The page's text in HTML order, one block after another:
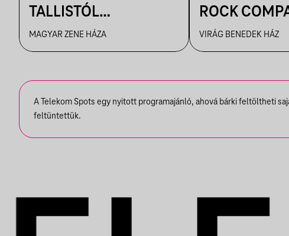
TALLISTÓL
PIAZZOLLÁIG
MAGYAR ZENE HÁZA
ROCK
VBH NYÁR
VIRÁG BENEDEK HÁZ
A Telekom Spots egy nyitott programajánló, ahová bárki feltöltheti
feltüntettük.